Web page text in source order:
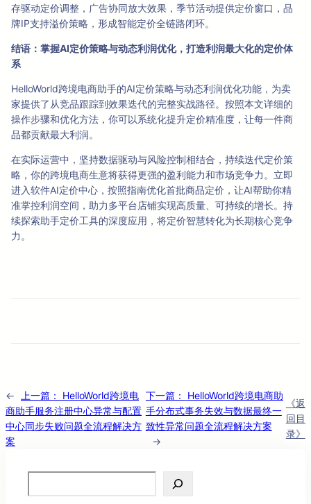
存驱动定价调整，广告协同放大效果，季节活动提供定价窗口，品
牌IP支持溢价策略，形成智能定价全链路闭环。
结语：掌握AI定价策略与动态利润优化，打造利润最大化的定价体
系
HelloWorld跨境电商助手的AI定价策略与动态利润优化功能，为卖
家提供了从竞品跟踪到效果迭代的完整实战路径。按照本文详细的
操作步骤和优化方法，你可以系统化提升定价精准度，让每一件商
品都贡献最大利润。
在实际运营中，坚持数据驱动与风险控制相结合，持续迭代定价策
略，你的跨境电商生意将获得更强的盈利能力和市场竞争力。立即
进入软件AI定价中心，按照指南优化首批商品定价，让AI帮助你精
准掌控利润空间，助力多平台店铺实现高质量、可持续的增长。持
续探索助手定价工具的深度应用，将定价智慧转化为长期核心竞争
力。
← 上一篇：
HelloWorld跨境电
商助手服务注册中心异常与配置
中心同步失败问题全流程解决方
案
下一篇：
HelloWorld跨境电商助
手分布式事务失效与数据最终一
致性异常问题全流程解决方案
→
《返
回目
录》